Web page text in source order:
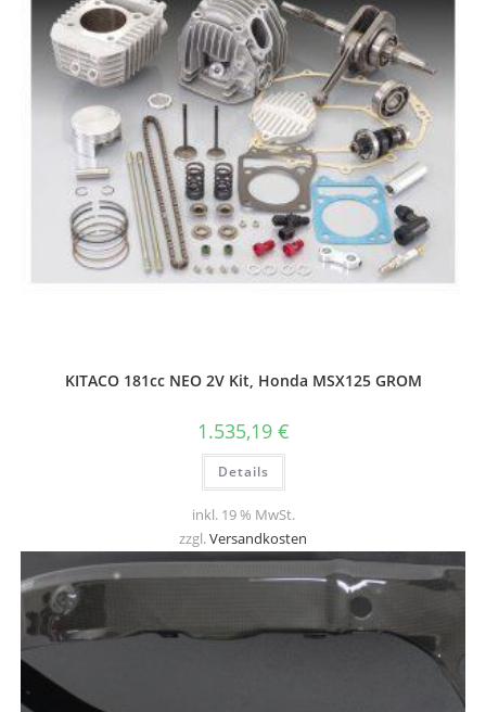
KITACO 181cc NEO 2V Kit, Honda MSX125 GROM
1.535,19 €
Details
inkl. 19 % MwSt.
zzgl.Versandkosten